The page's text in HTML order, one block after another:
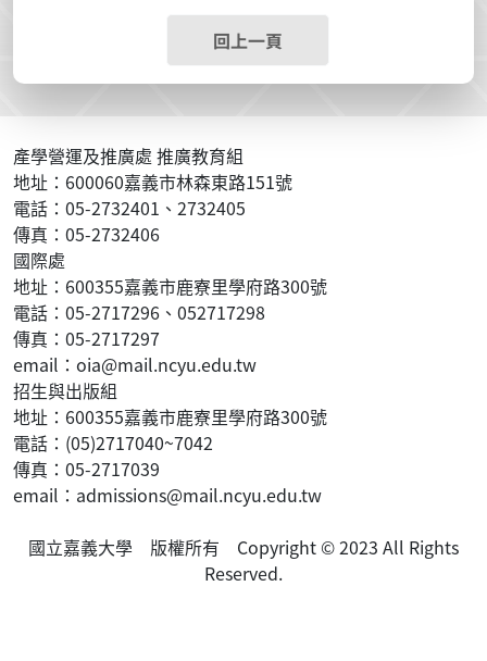
回上一頁
產學營運及推廣處 推廣教育組
地址：600060嘉義市林森東路151號
電話：05-2732401、2732405
傳真：05-2732406
國際處
地址：600355嘉義市鹿寮里學府路300號
電話：05-2717296、052717298
傳真：05-2717297
email：oia@mail.ncyu.edu.tw
招生與出版組
地址：600355嘉義市鹿寮里學府路300號
電話：(05)2717040~7042
傳真：05-2717039
email：admissions@mail.ncyu.edu.tw
國立嘉義大學 版權所有 Copyright © 2023 All Rights
Reserved.